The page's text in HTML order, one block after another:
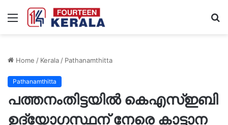
Menu
Home / Kerala/ Pathanamthitta
Pathanamthitta
പത്തനംതിട്ടയിൽ കെഎസ്ഇബി
ഉദ്യോഗസ്ഥന് നേരെ കാട്ടാന